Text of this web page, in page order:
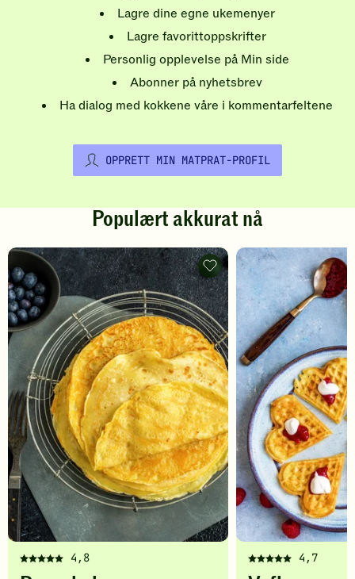
Lagre dine egne ukemenyer
Lagre favorittoppskrifter
Personlig opplevelse på Min side
Abonner på nyhetsbrev
Ha dialog med kokkene våre i kommentarfeltene
OPPRETT MIN MATPRAT-PROFIL
Populært akkurat nå
4,8
Denne
Pannekaker
-
legg
til
favoritter
4,7
Denne